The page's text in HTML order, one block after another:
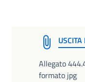
Allegato
formato jpg